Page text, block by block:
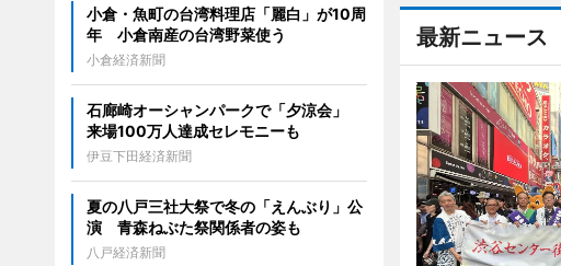
最新ニュース
小倉・魚町の台湾料理店「麗白」が10周
年 小倉南産の台湾野菜使う
小倉経済新聞
石廊崎オーシャンパークで「夕涼会」
来場100万人達成セレモニーも
伊豆下田経済新聞
夏の八戸三社大祭で冬の「えんぶり」公
演 青森ねぶた祭関係者の姿も
八戸経済新聞